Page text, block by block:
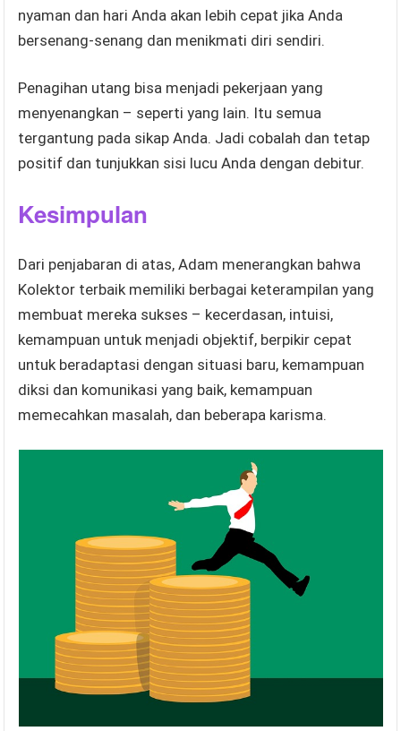
nyaman dan hari Anda akan lebih cepat jika Anda
bersenang-senang dan menikmati diri sendiri.
Penagihan utang bisa menjadi pekerjaan yang
menyenangkan – seperti yang lain. Itu semua
tergantung pada sikap Anda. Jadi cobalah dan tetap
positif dan tunjukkan sisi lucu Anda dengan debitur.
Kesimpulan
Dari penjabaran di atas, Adam menerangkan bahwa
Kolektor terbaik memiliki berbagai keterampilan yang
membuat mereka sukses – kecerdasan, intuisi,
kemampuan untuk menjadi objektif, berpikir cepat
untuk beradaptasi dengan situasi baru, kemampuan
diksi dan komunikasi yang baik, kemampuan
memecahkan masalah, dan beberapa karisma.